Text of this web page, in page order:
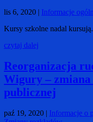
lis 6, 2020 | Informacje
Kursy szkolne nadal kursują.
czytaj dalej
Reorganizacja
Wigury –
publicznej
paź 19, 2020 | Informacje o